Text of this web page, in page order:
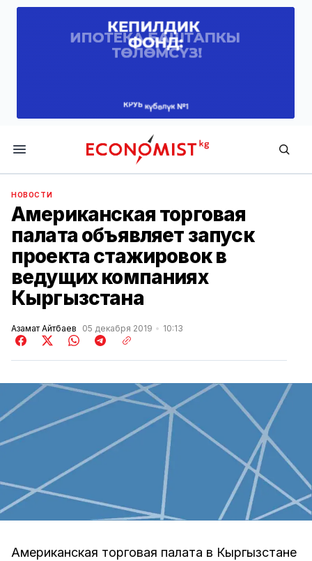
Economist.kg
НОВОСТИ
Американская торговая
палата объявляет запуск
проекта стажировок в
ведущих компаниях
Кыргызстана
Азамат Айтбаев 05 декабря 2019 10:13
Американская торговая палата в Кыргызстане